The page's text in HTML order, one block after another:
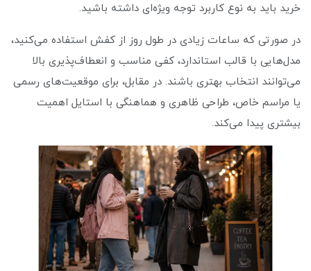
خرید باید به نوع کاربرد توجه ویژه‌ای داشته باشید.
در صورتی که ساعات زیادی در طول روز از کفش استفاده می‌کنید،
مدل‌هایی با قالب استاندارد، کفی مناسب و انعطاف‌پذیری بالا
می‌توانند انتخاب بهتری باشند. در مقابل، برای موقعیت‌های رسمی
یا مراسم خاص، طراحی ظاهری و هماهنگی با استایل اهمیت
بیشتری پیدا می‌کند.